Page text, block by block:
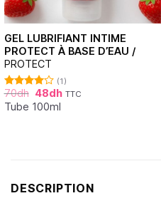
GEL LUBRIFIANT INTIME
PROTECT À BASE D’EAU /
PROTECT
Note
4.00sur
(1)
70dh 48dh TTC
Tube 100ml
DESCRIPTION